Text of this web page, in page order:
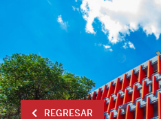
REGRESAR